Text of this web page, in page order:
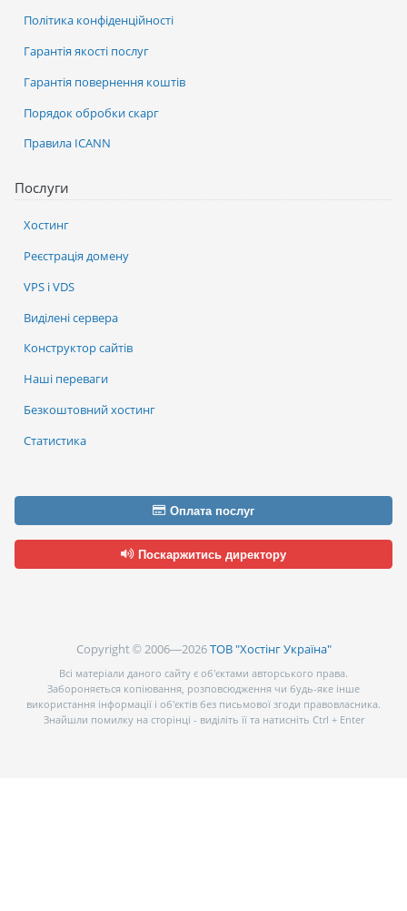
Послуги
Хостинг
Реєстрація домену
VPS і VDS
Виділені сервера
Конструктор сайтів
Наші переваги
Безкоштовний хостинг
Статистика
Політика конфіденційності
Гарантія якості послуг
Гарантія повернення коштів
Порядок обробки скарг
Правила ICANN
Оплата послуг
Поскаржитись директору
Copyright © 2006—2026ТОВ "Хостінг Україна"
Всі матеріали даного сайту є об’єктами авторського права.
Забороняється копіювання, розповсюдження чи будь-яке інше
використання інформації і об’єктів без письмової згоди правовласника.
Знайшли помилку на сторінці - виділіть її та натисніть Ctrl + Enter